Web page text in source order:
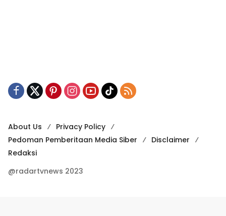
About Us
Privacy Policy
Pedoman Pemberitaan Media Siber
Disclaimer
Redaksi
@radartvnews 2023